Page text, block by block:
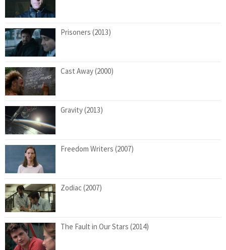
Prisoners (2013)
Cast Away (2000)
Gravity (2013)
Freedom Writers (2007)
Zodiac (2007)
The Fault in Our Stars (2014)